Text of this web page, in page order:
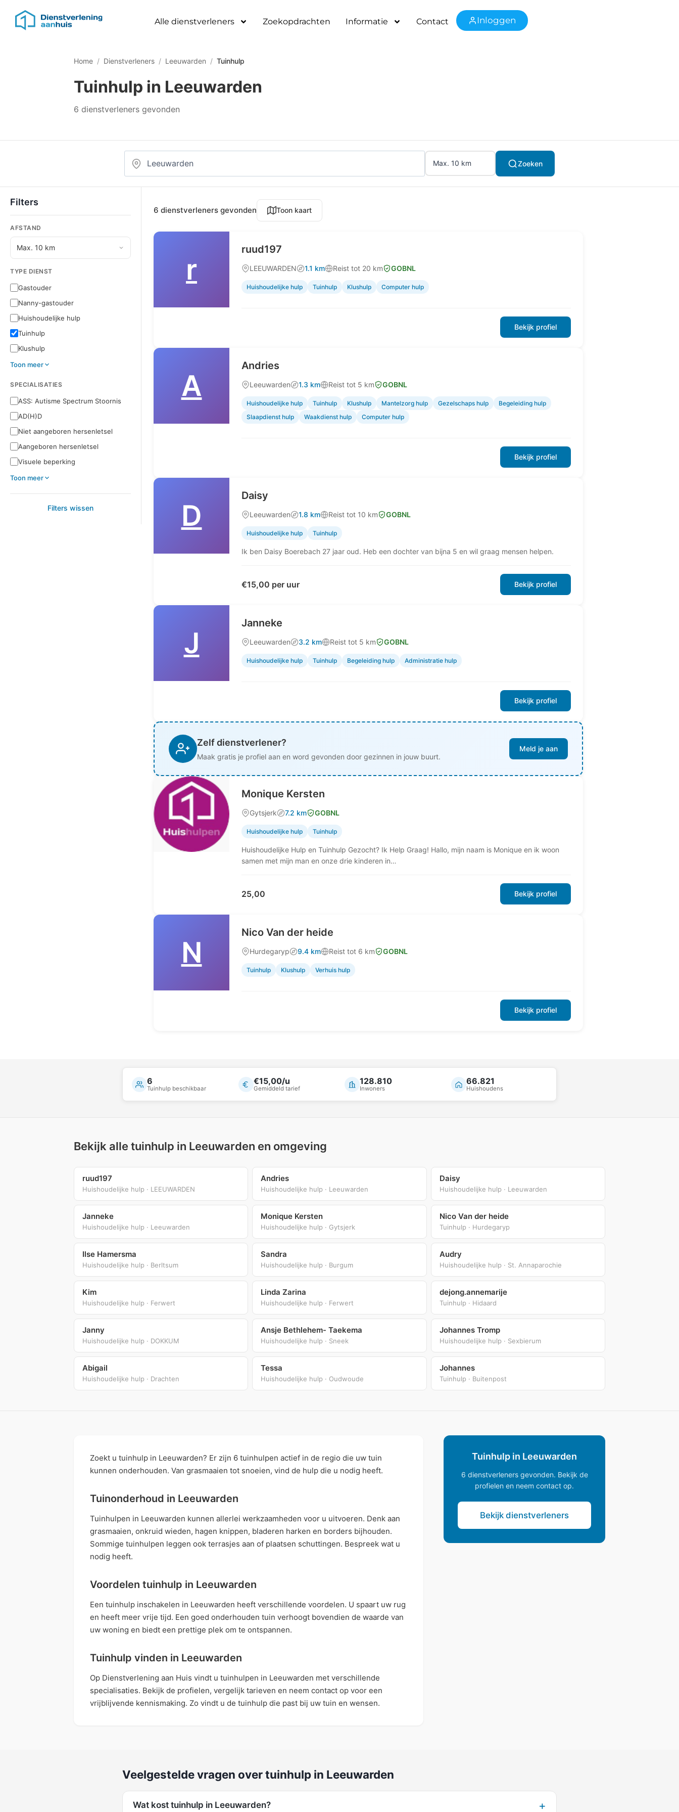
Alle dienstverleners Zoekopdrachten Informatie Contact Inloggen
Home / Dienstverleners / Leeuwarden / Tuinhulp
Tuinhulp in Leeuwarden
6 dienstverleners gevonden
Zoeken
Filters
AFSTAND
TYPE DIENST
Gastouder
Nanny-gastouder
Huishoudelijke hulp
Tuinhulp
Klushulp
Toon meer
SPECIALISATIES
ASS: Autisme Spectrum Stoornis
AD(H)D
Niet aangeboren hersenletsel
Aangeboren hersenletsel
Visuele beperking
Toon meer
Filters wissen
6 dienstverleners gevonden Toon kaart
r
ruud197
LEEUWARDEN 1.1 km Reist tot 20 km GOBNL
Huishoudelijke hulp Tuinhulp Klushulp Computer hulp
Bekijk profiel
A
Andries
Leeuwarden 1.3 km Reist tot 5 km GOBNL
Huishoudelijke hulp Tuinhulp Klushulp Mantelzorg hulp Gezelschaps hulp
Begeleiding hulp
Slaapdienst hulp
Waakdienst hulp Computer hulp
Bekijk profiel
D
Daisy
Leeuwarden 1.8 km Reist tot 10 km GOBNL
Huishoudelijke hulp Tuinhulp
Ik ben Daisy Boerebach 27 jaar oud. Heb een dochter van bijna 5 en wil graag mensen helpen.
€15,00 per uur Bekijk profiel
J
Janneke
Leeuwarden 3.2 km Reist tot 5 km GOBNL
Huishoudelijke hulp Tuinhulp Begeleiding hulp Administratie hulp
Bekijk profiel
Zelf dienstverlener?
Maak gratis je profiel aan en word gevonden door gezinnen in jouw buurt.
Meld je aan
Monique Kersten
Gytsjerk 7.2 km GOBNL
Huishoudelijke hulp Tuinhulp
Huishoudelijke Hulp en Tuinhulp Gezocht? Ik Help Graag! Hallo, mijn naam is Monique en ik woon
samen met mijn man en onze drie kinderen in…
25,00 Bekijk profiel
N
Nico Van der heide
Hurdegaryp 9.4 km Reist tot 6 km GOBNL
Tuinhulp Klushulp Verhuis hulp
Bekijk profiel
6
Tuinhulp beschikbaar
€15,00/u
Gemiddeld tarief
128.810
Inwoners
66.821
Huishoudens
Bekijk alle tuinhulp in Leeuwarden en omgeving
ruud197
Huishoudelijke hulp · LEEUWARDEN
Andries
Huishoudelijke hulp · Leeuwarden
Daisy
Huishoudelijke hulp · Leeuwarden
Janneke
Huishoudelijke hulp · Leeuwarden
Monique Kersten
Huishoudelijke hulp · Gytsjerk
Nico Van der heide
Tuinhulp · Hurdegaryp
Ilse Hamersma
Huishoudelijke hulp · Berltsum
Sandra
Huishoudelijke hulp · Burgum
Audry
Huishoudelijke hulp · St. Annaparochie
Kim
Huishoudelijke hulp · Ferwert
Linda Zarina
Huishoudelijke hulp · Ferwert
dejong.annemarije
Tuinhulp · Hidaard
Janny
Huishoudelijke hulp · DOKKUM
Ansje Bethlehem- Taekema
Huishoudelijke hulp · Sneek
Johannes Tromp
Huishoudelijke hulp · Sexbierum
Abigail
Huishoudelijke hulp · Drachten
Tessa
Huishoudelijke hulp · Oudwoude
Johannes
Tuinhulp · Buitenpost
Zoekt u tuinhulp in Leeuwarden? Er zijn 6 tuinhulpen actief in de regio die uw tuin
kunnen onderhouden. Van grasmaaien tot snoeien, vind de hulp die u nodig heeft.
Tuinonderhoud in Leeuwarden
Tuinhulpen in Leeuwarden kunnen allerlei werkzaamheden voor u uitvoeren. Denk aan
grasmaaien, onkruid wieden, hagen knippen, bladeren harken en borders bijhouden.
Sommige tuinhulpen leggen ook terrasjes aan of plaatsen schuttingen. Bespreek wat u
nodig heeft.
Voordelen tuinhulp in Leeuwarden
Een tuinhulp inschakelen in Leeuwarden heeft verschillende voordelen. U spaart uw rug
en heeft meer vrije tijd. Een goed onderhouden tuin verhoogt bovendien de waarde van
uw woning en biedt een prettige plek om te ontspannen.
Tuinhulp vinden in Leeuwarden
Op Dienstverlening aan Huis vindt u tuinhulpen in Leeuwarden met verschillende
specialisaties. Bekijk de profielen, vergelijk tarieven en neem contact op voor een
vrijblijvende kennismaking. Zo vindt u de tuinhulp die past bij uw tuin en wensen.
Tuinhulp in Leeuwarden
6 dienstverleners gevonden. Bekijk de
profielen en neem contact op.
Bekijk dienstverleners
Veelgestelde vragen over tuinhulp in Leeuwarden
Wat kost tuinhulp in Leeuwarden?